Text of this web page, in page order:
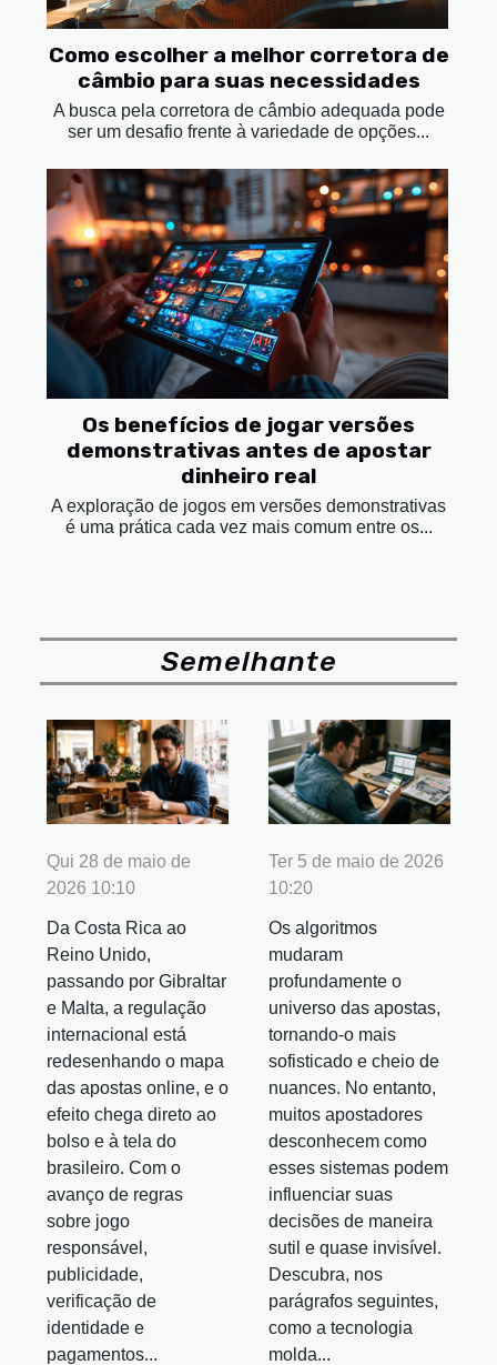
Como escolher a melhor corretora de
câmbio para suas necessidades
A busca pela corretora de câmbio adequada pode
ser um desafio frente à variedade de opções...
Os benefícios de jogar versões
demonstrativas antes de apostar
dinheiro real
A exploração de jogos em versões demonstrativas
é uma prática cada vez mais comum entre os...
Semelhante
Qui 28 de maio de
2026 10:10
Da Costa Rica ao
Reino Unido,
passando por Gibraltar
e Malta, a regulação
internacional está
redesenhando o mapa
das apostas online, e o
efeito chega direto ao
bolso e à tela do
brasileiro. Com o
avanço de regras
sobre jogo
responsável,
publicidade,
verificação de
identidade e
pagamentos...
Ter 5 de maio de 2026
10:20
Os algoritmos
mudaram
profundamente o
universo das apostas,
tornando-o mais
sofisticado e cheio de
nuances. No entanto,
muitos apostadores
desconhecem como
esses sistemas podem
influenciar suas
decisões de maneira
sutil e quase invisível.
Descubra, nos
parágrafos seguintes,
como a tecnologia
molda...